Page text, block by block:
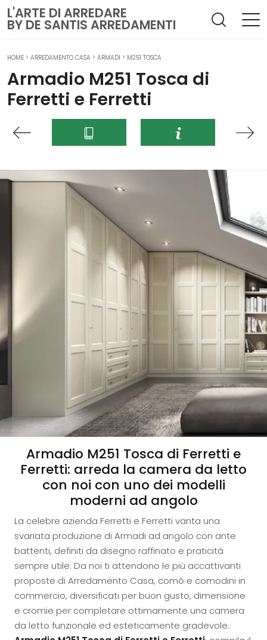
L'ARTE DI ARREDARE
BY DE SANTIS ARREDAMENTI
HOME > ARREDAMENTO CASA > ARMADI > M251 TOSCA
Armadio M251 Tosca di
Ferretti e Ferretti
Armadio M251 Tosca di Ferretti e
Ferretti: arreda la camera da letto
con noi con uno dei modelli
moderni ad angolo
La celebre azienda Ferretti e Ferretti vanta una
svariata produzione di Armadi ad angolo con ante
battenti, definiti da disegno raffinato e praticità
sempre utile. Da noi ti attendono le più accattivanti
proposte di Arredamento Casa, comò e comodini in
commercio, diversificati per buon gusto, dimensione
e cromie per completare ottimamente una camera
da letto funzionale ed esteticamente gradevole.